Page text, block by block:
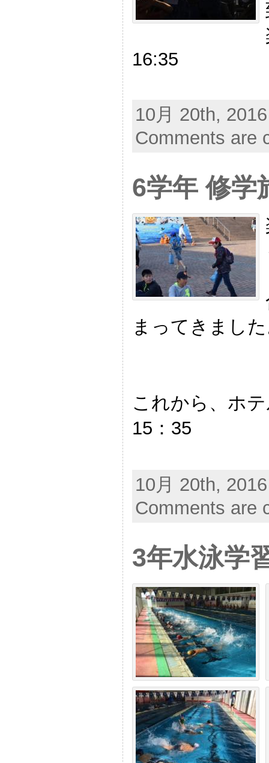
16:35
10月 20th,
Comments are
6学年 修学
まってきまし
これから、ホ
15：35
10月 20th,
Comments are
3年水泳学